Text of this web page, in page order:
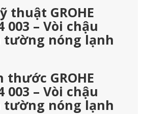
thuật GROHE
003 – Vòi chậu
tường nóng lạnh
thước GROHE
003 – Vòi chậu
tường nóng lạnh